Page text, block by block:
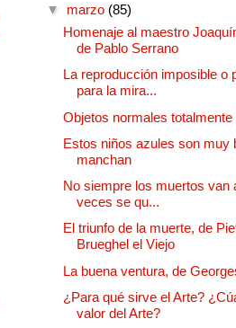
▼ marzo (85)
Homenaje al maestro
de Pablo Serrano
La reproducción imposible o
para la mira...
Objetos normales totalmente
Estos niños azules son muy
manchan
No siempre los muertos van
veces se qu...
El triunfo de la muerte, de
Brueghel el Viejo
La buena ventura, de
¿Para qué sirve el Arte?
valor del Arte?